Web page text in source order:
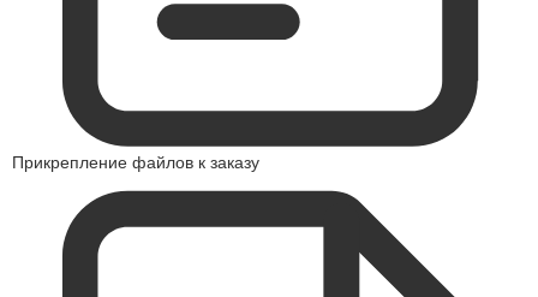
Прикрепление файлов к заказу